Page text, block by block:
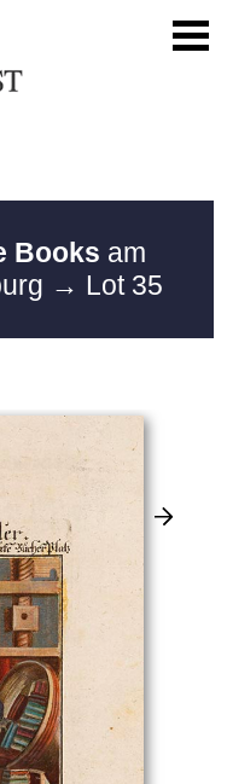
Books am
→ Lot 35